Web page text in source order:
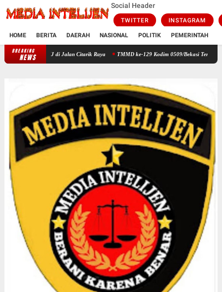
Social Header
TWITTER INSTAGRAM
HOME BERITA DAERAH NASIONAL POLITIK PEMERINTAH
BREAKING
NEWS Cegah Kejahatan Malam, Polsek Cikarang Timur Gelar OKJ di Jalan Citarik